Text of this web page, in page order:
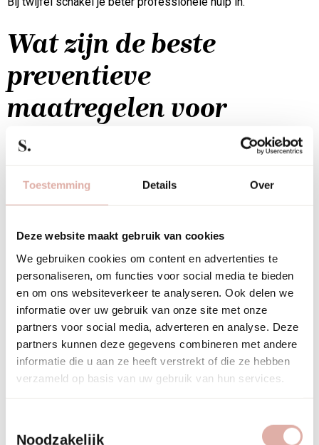
Toestemming Details Over
Deze website maakt gebruik van cookies
We gebruiken cookies om content en advertenties te
personaliseren, om functies voor social media te bieden
en om ons websiteverkeer te analyseren. Ook delen we
informatie over uw gebruik van onze site met onze
partners voor social media, adverteren en analyse. Deze
partners kunnen deze gegevens combineren met andere
informatie die u aan ze heeft verstrekt of die ze hebben
verzameld op basis van uw gebruik van hun services.
Noodzakelijk
Wat zijn de beste
preventieve
maatregelen voor
meubelstoffering?
Preventie is de beste vorm van onderhoud voor
gestoffeerde meubels. Plaats meubels uit direct zonlicht,
waar mogelijk beschermende hoezen. Deze eenvoudige
maatregelen voorkomen de meeste schade en slijtage.
Zonlicht is een van de grootste vijanden van
meubelstoffering. UV-stralen kunnen kleuren doen
vervagen en vezels verzwakken. Plaats meubels daarom niet
direct voor ramen of gebruik gordijnen en zonwering tijdens
de felste uren van de dag.
zachte borstelkop en vergeet de kieren en naden niet.